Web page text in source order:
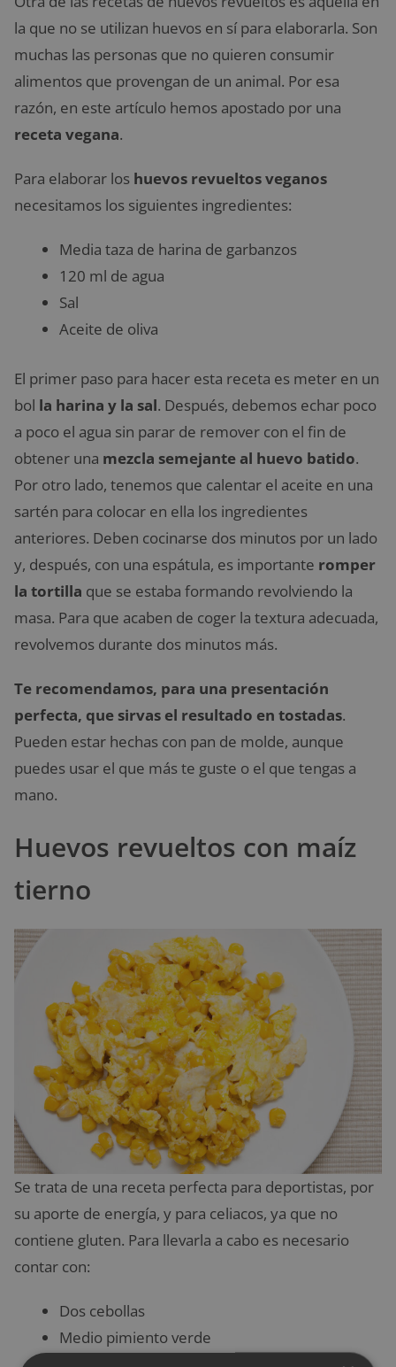
la que no se utilizan huevos en sí para elaborarla. Son
muchas las personas que no quieren consumir
alimentos que provengan de un animal. Por esa
razón, en este artículo hemos apostado por una
receta vegana.
Para elaborar los huevos revueltos veganos
necesitamos los siguientes ingredientes:
Media taza de harina de garbanzos
120 ml de agua
Sal
Aceite de oliva
El primer paso para hacer esta receta es meter en un
bol la harina y la sal. Después, debemos echar poco
a poco el agua sin parar de remover con el fin de
obtener una mezcla semejante al huevo batido.
Por otro lado, tenemos que calentar el aceite en una
sartén para colocar en ella los ingredientes
anteriores. Deben cocinarse dos minutos por un lado
y, después, con una espátula, es importante romper
la tortilla que se estaba formando revolviendo la
masa. Para que acaben de coger la textura adecuada,
revolvemos durante dos minutos más.
Te recomendamos, para una presentación
perfecta, que sirvas el resultado en tostadas.
Pueden estar hechas con pan de molde, aunque
puedes usar el que más te guste o el que tengas a
mano.
Huevos revueltos con maíz
tierno
Se trata de una receta perfecta para deportistas, por
su aporte de energía, y para celiacos, ya que no
contiene gluten. Para llevarla a cabo es necesario
contar con:
Dos cebollas
Medio pimiento verde